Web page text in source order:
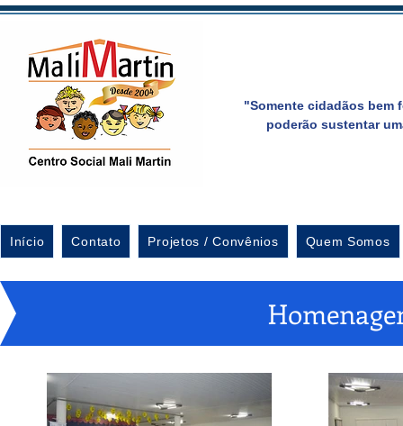
"Somente cidadãos bem
poderão sustentar
Início Contato Projetos / Convênios Quem Somos